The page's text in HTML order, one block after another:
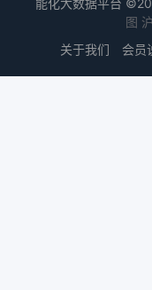
图
关于我们
会员